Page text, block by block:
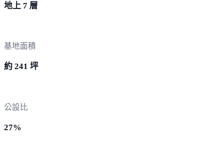
地上 7 層
基地面積
約 241 坪
公設比
27%